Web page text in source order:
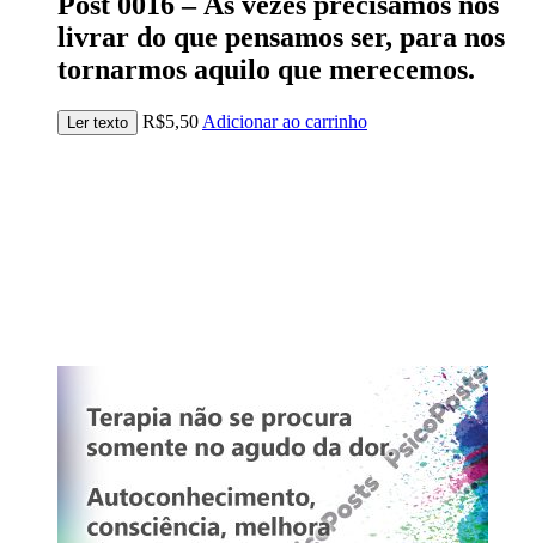
livrar do que pensamos ser, para nos
tornarmos aquilo que merecemos.
Ler texto R$5,50 Adicionar ao carrinho